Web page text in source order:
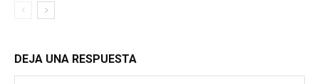
DEJA UNA RESPUESTA